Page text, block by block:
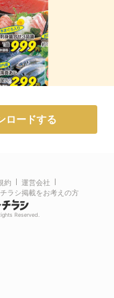
ロードする
約
運営会社
チラシ掲載をお考えの方
Reserved.